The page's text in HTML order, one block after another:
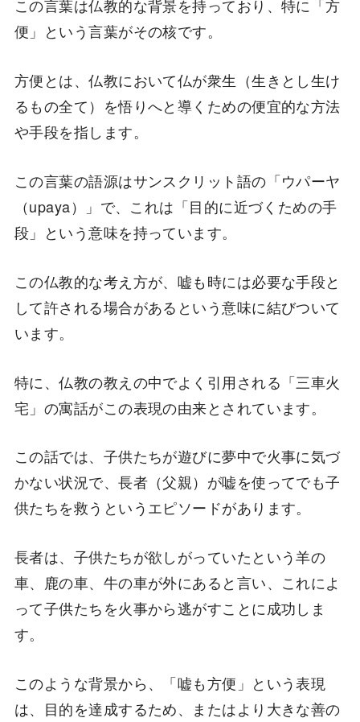
この言葉は仏教的な背景を持っており、特に「方
便」という言葉がその核です。
方便とは、仏教において仏が衆生（生きとし生け
るもの全て）を悟りへと導くための便宜的な方法
や手段を指します。
この言葉の語源はサンスクリット語の「ウパーヤ
（upaya）」で、これは「目的に近づくための手
段」という意味を持っています。
この仏教的な考え方が、嘘も時には必要な手段と
して許される場合があるという意味に結びついて
います。
特に、仏教の教えの中でよく引用される「三車火
宅」の寓話がこの表現の由来とされています。
この話では、子供たちが遊びに夢中で火事に気づ
かない状況で、長者（父親）が嘘を使ってでも子
供たちを救うというエピソードがあります。
長者は、子供たちが欲しがっていたという羊の
車、鹿の車、牛の車が外にあると言い、これによ
って子供たちを火事から逃がすことに成功しま
す。
このような背景から、「嘘も方便」という表現
は、目的を達成するため、またはより大きな善の